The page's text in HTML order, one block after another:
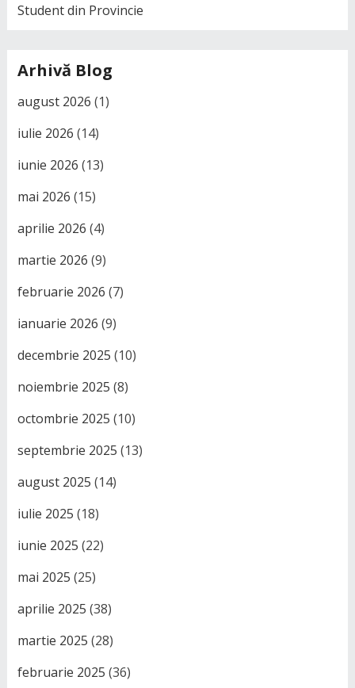
Student din Provincie
Arhivă Blog
august 2026 (1)
iulie 2026 (14)
iunie 2026 (13)
mai 2026 (15)
aprilie 2026 (4)
martie 2026 (9)
februarie 2026 (7)
ianuarie 2026 (9)
decembrie 2025 (10)
noiembrie 2025 (8)
octombrie 2025 (10)
septembrie 2025 (13)
august 2025 (14)
iulie 2025 (18)
iunie 2025 (22)
mai 2025 (25)
aprilie 2025 (38)
martie 2025 (28)
februarie 2025 (36)